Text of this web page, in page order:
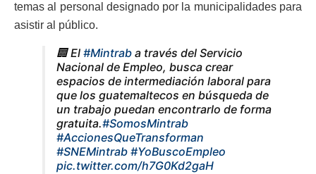
temas al personal designado por la municipalidades para
asistir al público.
🏢 El #Mintrab a través del Servicio
Nacional de Empleo, busca crear
espacios de intermediación laboral para
que los guatemaltecos en búsqueda de
un trabajo puedan encontrarlo de forma
gratuita.#SomosMintrab
#AccionesQueTransforman
#SNEMintrab #YoBuscoEmpleo
pic.twitter.com/h7G0Kd2gaH